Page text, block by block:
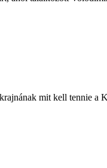
mit kell tennie a